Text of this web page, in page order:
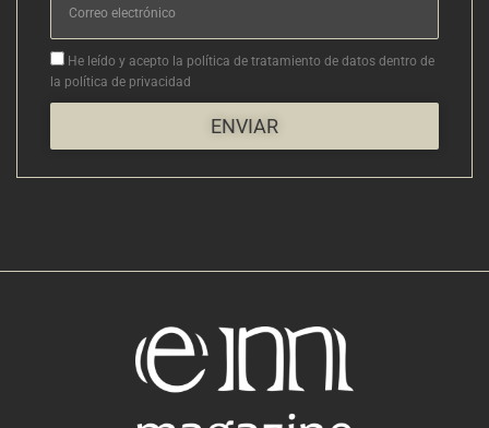
electrónico
Aceptacion
He leído y acepto la política de tratamiento de datos dentro de
la política de privacidad
ENVIAR